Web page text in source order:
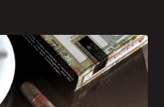
civis cumpriram 27